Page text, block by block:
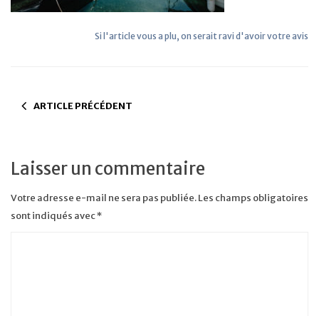
Si l'article vous a plu, on serait ravi d'avoir votre avis
ARTICLE PRÉCÉDENT
Laisser un commentaire
Votre adresse e-mail ne sera pas publiée.Les champs obligatoires
sont indiqués avec*